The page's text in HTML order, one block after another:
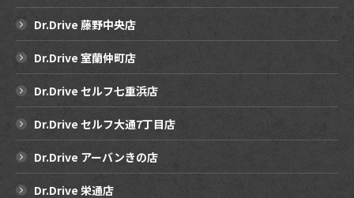
Dr.Drive 藤野中央店
Dr.Drive 室蘭仲町店
Dr.Drive セルフ七重浜店
Dr.Drive セルフ大通7丁目店
Dr.Drive アーバンきの店
Dr.Drive 栄通店